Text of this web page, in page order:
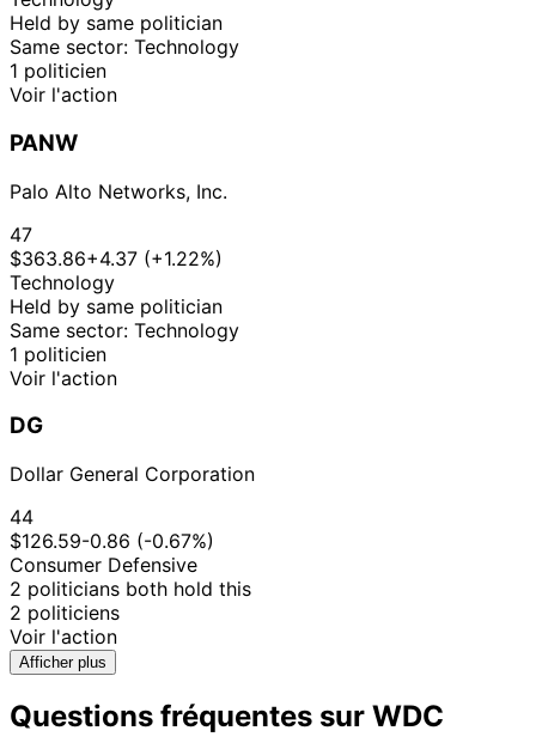
Held by same politician
Same sector: Technology
1 politicien
Voir l'action
PANW
Palo Alto Networks, Inc.
47
$363.86+4.37 (+1.22%)
Technology
Held by same politician
Same sector: Technology
1 politicien
Voir l'action
DG
Dollar General Corporation
44
$126.59-0.86 (-0.67%)
Consumer Defensive
2 politicians both hold this
2 politiciens
Voir l'action
Afficher plus
Questions fréquentes sur WDC